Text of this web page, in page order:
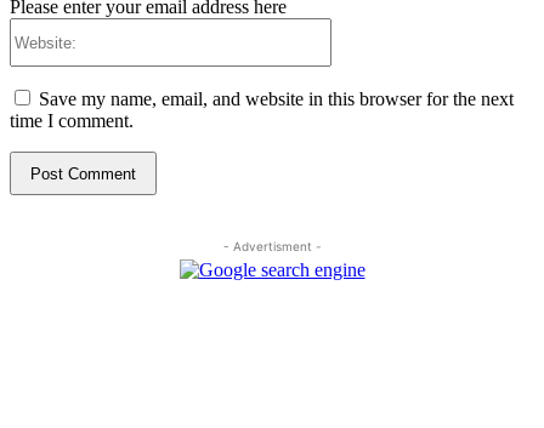
Please enter your email address here
Save my name, email, and website in this browser for the next
time I comment.
- Advertisment -